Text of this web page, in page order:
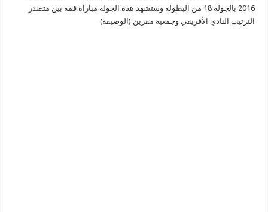
2016 بالجولة 18 من البطولة وستشهد هذه الجولة مباراة قمة بين متصدر
الترتيب النادي الأفريقي وجمعية مقرين ( الوصيفة)